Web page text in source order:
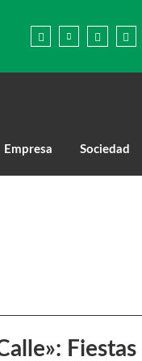
Empresa Sociedad